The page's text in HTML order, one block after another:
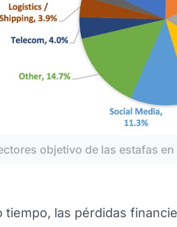
objetivo de las estafas en
tiempo, las pérdidas